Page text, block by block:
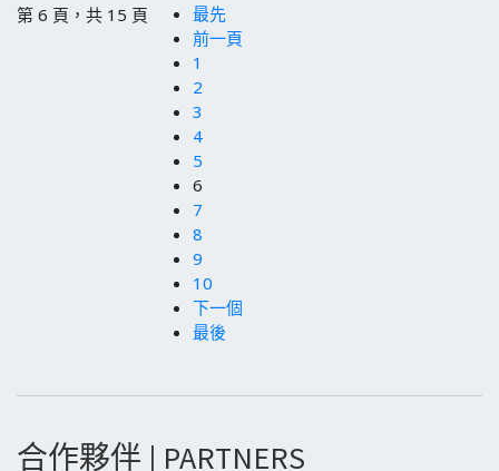
第 6 頁，共 15 頁
最先
前一頁
1
2
3
4
5
6
7
8
9
10
下一個
最後
合作夥伴 | PARTNERS